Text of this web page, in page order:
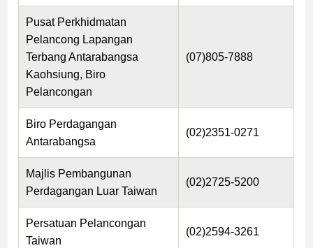
Pusat Perkhidmatan
Pelancong Lapangan
Terbang Antarabangsa
Kaohsiung, Biro
Pelancongan
(07)805-7888
Biro Perdagangan
Antarabangsa
(02)2351-0271
Majlis Pembangunan
Perdagangan Luar Taiwan
(02)2725-5200
Persatuan Pelancongan
Taiwan
(02)2594-3261